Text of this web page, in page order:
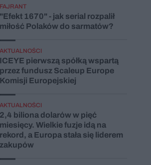
FAJRANT
"Efekt 1670" - jak serial rozpalił
miłość Polaków do sarmatów?
AKTUALNOŚCI
ICEYE pierwszą spółką wspartą
przez fundusz Scaleup Europe
Komisji Europejskiej
AKTUALNOŚCI
2,4 biliona dolarów w pięć
miesięcy. Wielkie fuzje idą na
rekord, a Europa stała się liderem
zakupów